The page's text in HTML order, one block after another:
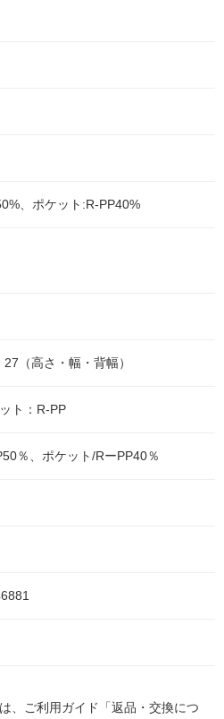
、ポケット:R-PP40%
（高さ・幅・背幅）
ト：R-PP
％、ポケット/RーPP40％
、ご利用ガイド「返品・交換につ